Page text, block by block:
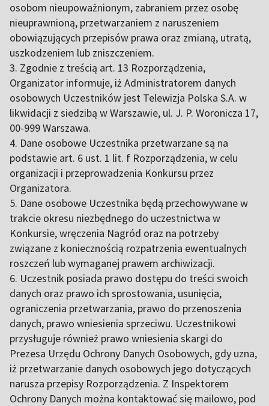
osobom nieupoważnionym, zabraniem przez osobę
nieuprawnioną, przetwarzaniem z naruszeniem
obowiązujących przepisów prawa oraz zmianą, utratą,
uszkodzeniem lub zniszczeniem.
3. Zgodnie z treścią art. 13 Rozporządzenia,
Organizator informuje, iż Administratorem danych
osobowych Uczestników jest Telewizja Polska S.A. w
likwidacji z siedzibą w Warszawie, ul. J. P. Woronicza 17,
00-999 Warszawa.
4. Dane osobowe Uczestnika przetwarzane są na
podstawie art. 6 ust. 1 lit. f Rozporządzenia, w celu
organizacji i przeprowadzenia Konkursu przez
Organizatora.
5. Dane osobowe Uczestnika będą przechowywane w
trakcie okresu niezbędnego do uczestnictwa w
Konkursie, wręczenia Nagród oraz na potrzeby
związane z koniecznością rozpatrzenia ewentualnych
roszczeń lub wymaganej prawem archiwizacji.
6. Uczestnik posiada prawo dostępu do treści swoich
danych oraz prawo ich sprostowania, usunięcia,
ograniczenia przetwarzania, prawo do przenoszenia
danych, prawo wniesienia sprzeciwu. Uczestnikowi
przysługuje również prawo wniesienia skargi do
Prezesa Urzędu Ochrony Danych Osobowych, gdy uzna,
iż przetwarzanie danych osobowych jego dotyczących
narusza przepisy Rozporządzenia. Z Inspektorem
Ochrony Danych można kontaktować się mailowo, pod